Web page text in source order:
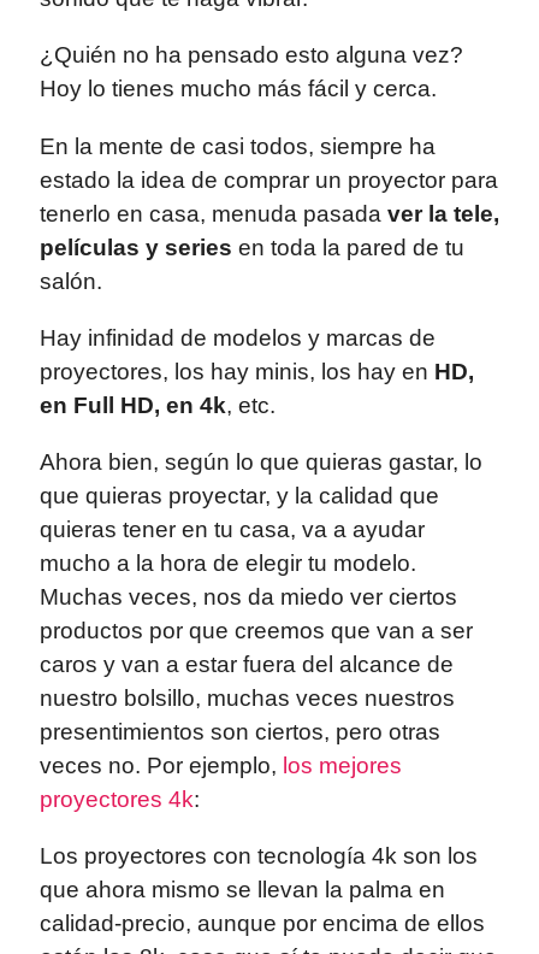
¿Quién no ha pensado esto alguna vez?
Hoy lo tienes mucho más fácil y cerca.
En la mente de casi todos, siempre ha
estado la idea de comprar un proyector para
tenerlo en casa, menuda pasada ver la tele,
películas y series en toda la pared de tu
salón.
Hay infinidad de modelos y marcas de
proyectores, los hay minis, los hay en HD,
en Full HD, en 4k, etc.
Ahora bien, según lo que quieras gastar, lo
que quieras proyectar, y la calidad que
quieras tener en tu casa, va a ayudar
mucho a la hora de elegir tu modelo.
Muchas veces, nos da miedo ver ciertos
productos por que creemos que van a ser
caros y van a estar fuera del alcance de
nuestro bolsillo, muchas veces nuestros
presentimientos son ciertos, pero otras
veces no. Por ejemplo, los mejores
proyectores 4k:
Los proyectores con tecnología 4k son los
que ahora mismo se llevan la palma en
calidad-precio, aunque por encima de ellos